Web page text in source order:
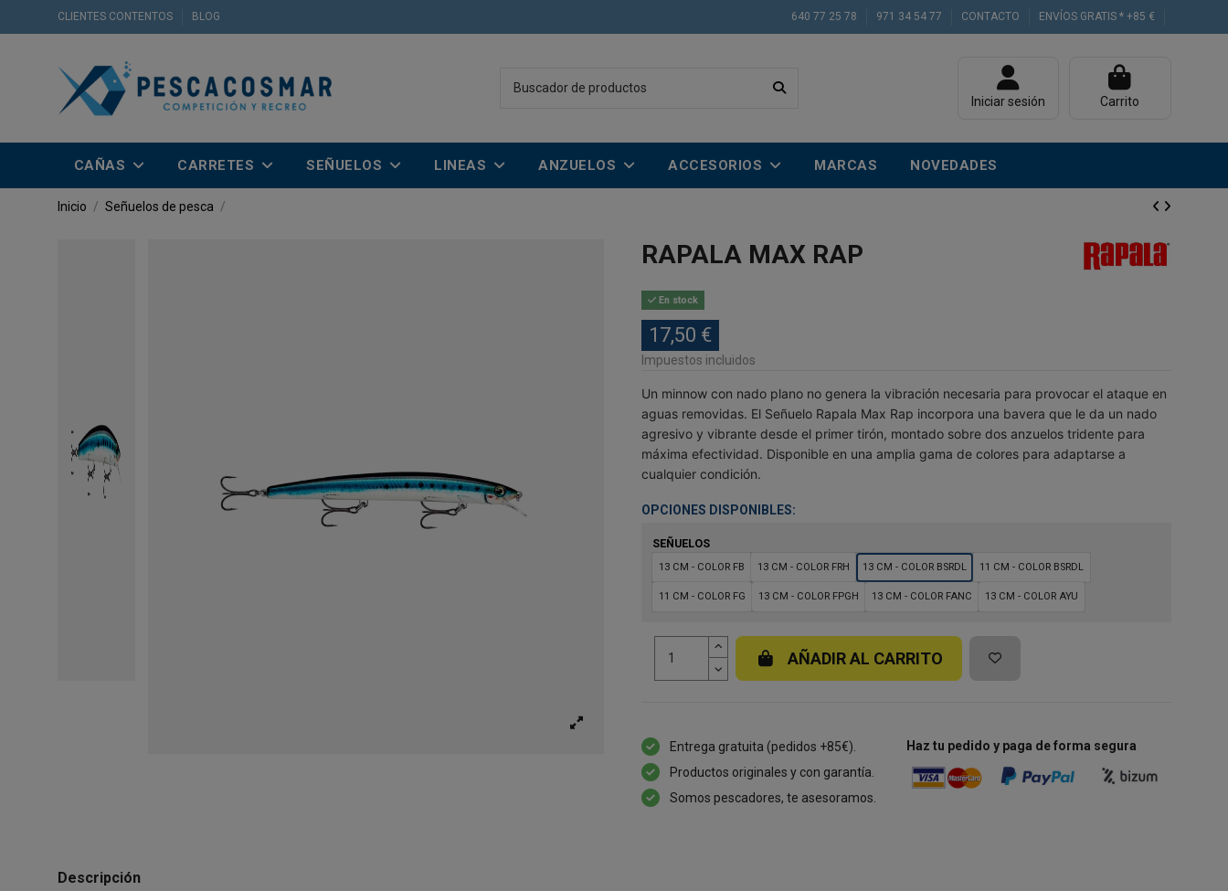
CLIENTES CONTENTOS BLOG 640 77 25 78 971 34 54 77 CONTACTO ENVÍOS GRATIS * +85 €
Iniciar sesión Carrito
CAÑAS CARRETES SEÑUELOS LINEAS ANZUELOS ACCESORIOS MARCAS NOVEDADES
Inicio Señuelos de pesca
RAPALA MAX RAP
En stock
17,50 €
Impuestos incluidos
Un minnow con nado plano no genera la vibración necesaria para provocar el ataque en
aguas removidas. El Señuelo Rapala Max Rap incorpora una bavera que le da un nado
agresivo y vibrante desde el primer tirón, montado sobre dos anzuelos tridente para
máxima efectividad. Disponible en una amplia gama de colores para adaptarse a
cualquier condición.
OPCIONES DISPONIBLES:
SEÑUELOS
13 CM - COLOR FB 13 CM - COLOR FRH 13 CM - COLOR BSRDL 11 CM - COLOR BSRDL
11 CM - COLOR FG 13 CM - COLOR FPGH 13 CM - COLOR FANC 13 CM - COLOR AYU
AÑADIR AL CARRITO
Entrega gratuita (pedidos +85€).
Productos originales y con garantía.
Somos pescadores, te asesoramos.
Haz tu pedido y paga de forma segura
Descripción